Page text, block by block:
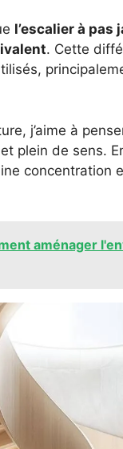
l’escalier à pas
. Cette
j’aime à
plein de sens.
concentration
aménager